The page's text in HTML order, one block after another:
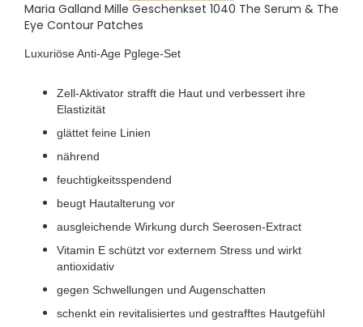
Maria Galland Mille Geschenkset 1040 The Serum & The
Eye Contour Patches
Luxuriöse Anti-Age Pglege-Set
Zell-Aktivator strafft die Haut und verbessert ihre
Elastizität
glättet feine Linien
nährend
feuchtigkeitsspendend
beugt Hautalterung vor
ausgleichende Wirkung durch Seerosen-Extract
Vitamin E schützt vor externem Stress und wirkt
antioxidativ
gegen Schwellungen und Augenschatten
schenkt ein revitalisiertes und gestrafftes Hautgefühl